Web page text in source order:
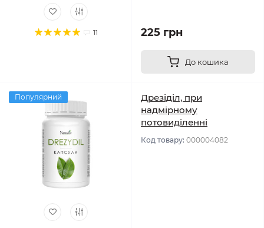
11 225 грн
До кошика
Популярний
Дрезіділ, при
надмірному
потовиділенні
Код товару: 000004082